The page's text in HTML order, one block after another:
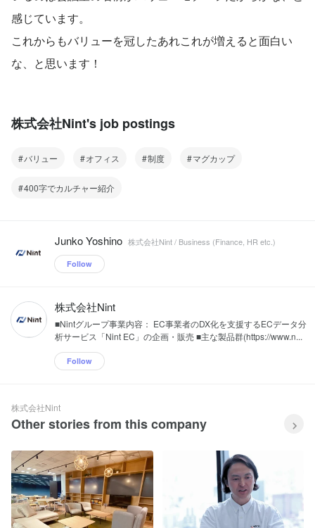
感じています。
これからもバリューを冠したあれこれが増えると面白い
な、と思います！
株式会社Nint's job postings
バリュー オフィス 制度 マグカップ
400字でカルチャー紹介
Junko Yoshino 株式会社Nint / Business (Finance, HR etc.)
Follow
株式会社Nint
■Nintグループ事業内容： EC事業者のDX化を支援するECデータ分
析サービス「Nint EC」の企画・販売 ■主な製品群(https://www.n...
Follow
株式会社Nint
Other stories from this company